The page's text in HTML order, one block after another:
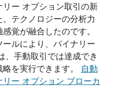
ー オプション取引の新
テクノロジーの分析力
覚が融合したのです。
ルにより、バイナリー
、手動取引では達成でき
を実行できます。 自動
ー オプション ブローカ